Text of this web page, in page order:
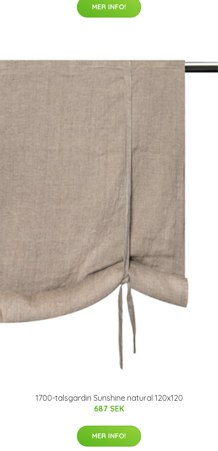
MER INFO!
1700-talsgardin Sunshine natural 120x120
687 SEK
MER INFO!